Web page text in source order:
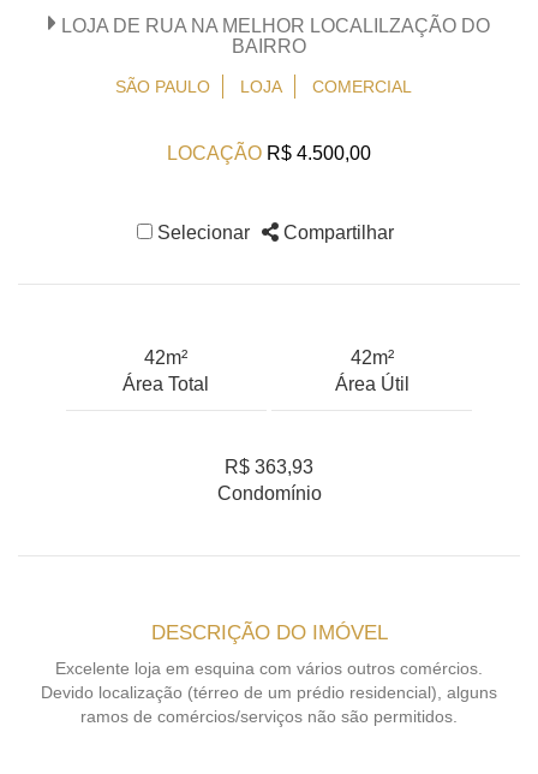
LOJA DE RUA NA MELHOR LOCALILZAÇÃO DO
BAIRRO
SÃO PAULO LOJA COMERCIAL
LOCAÇÃO R$ 4.500,00
Selecionar Compartilhar
42m²
Área Total
42m²
Área Útil
R$ 363,93
Condomínio
DESCRIÇÃO DO IMÓVEL
Excelente loja em esquina com vários outros comércios.
Devido localização (térreo de um prédio residencial), alguns
ramos de comércios/serviços não são permitidos.